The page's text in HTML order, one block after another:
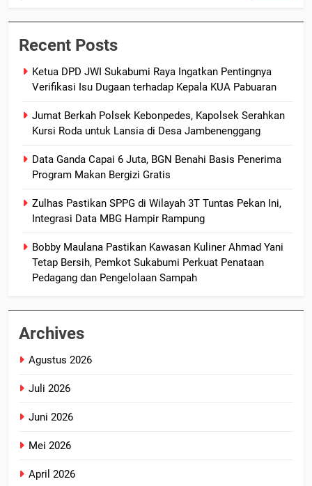
Recent Posts
Ketua DPD JWI Sukabumi Raya Ingatkan Pentingnya
Verifikasi Isu Dugaan terhadap Kepala KUA Pabuaran
Jumat Berkah Polsek Kebonpedes, Kapolsek Serahkan
Kursi Roda untuk Lansia di Desa Jambenenggang
Data Ganda Capai 6 Juta, BGN Benahi Basis Penerima
Program Makan Bergizi Gratis
Zulhas Pastikan SPPG di Wilayah 3T Tuntas Pekan Ini,
Integrasi Data MBG Hampir Rampung
Bobby Maulana Pastikan Kawasan Kuliner Ahmad Yani
Tetap Bersih, Pemkot Sukabumi Perkuat Penataan
Pedagang dan Pengelolaan Sampah
Archives
Agustus 2026
Juli 2026
Juni 2026
Mei 2026
April 2026